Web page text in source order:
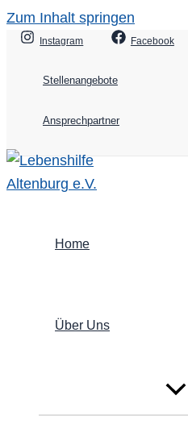
Zum Inhalt springen
Instagram Facebook
Stellenangebote
Ansprechpartner
Home
Über Uns